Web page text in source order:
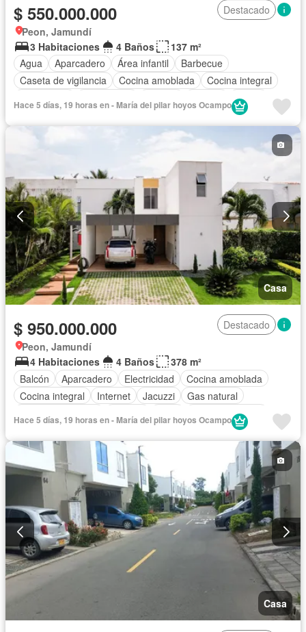
$ 550.000.000
Destacado
Peon, Jamundí
3 Habitaciones
4 Baños
137 m²
Agua
Aparcadero Área infantil
Barbecue
Caseta de vigilancia
Cocina amoblada
Cocina integral
Jardín
Seguridad privada
Tanque de agua
Hace 5 días, 19 horas en - María del pilar hoyos Ocampo
Casa
$ 950.000.000
Destacado
Peon, Jamundí
4 Habitaciones
4 Baños
378 m²
Balcón
Aparcadero Electricidad
Cocina amoblada
Cocina integral
Internet Jacuzzi
Gas natural
Tanque de agua
Vigilante
Acceso para personas con discapacidad
Barbecue
Caseta de vigilancia
Estudio
Seguridad privada
Piscina
Hace 5 días, 19 horas en - María del pilar hoyos Ocampo
Casa